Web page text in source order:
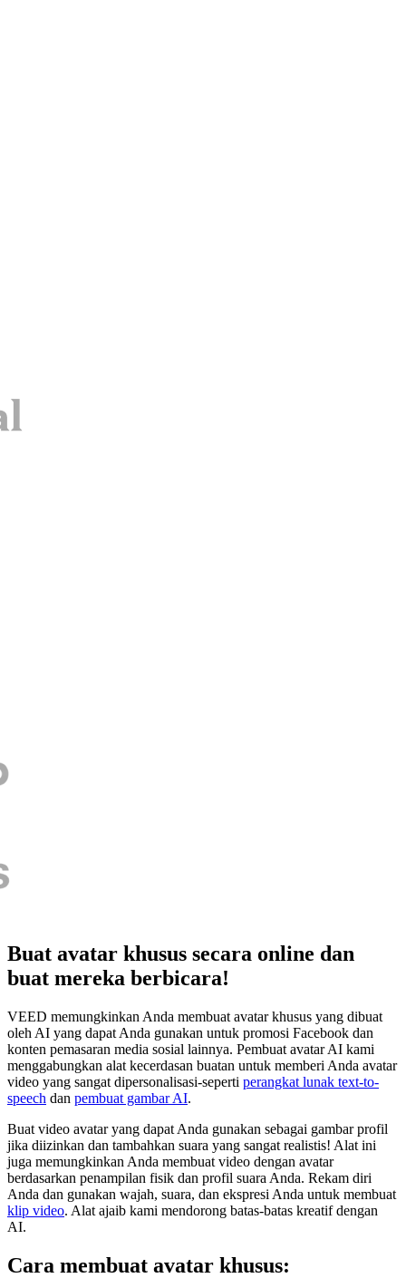
Buat avatar khusus secara online dan
buat mereka berbicara!
VEED memungkinkan Anda membuat avatar khusus yang dibuat
oleh AI yang dapat Anda gunakan untuk promosi Facebook dan
konten pemasaran media sosial lainnya. Pembuat avatar AI kami
menggabungkan alat kecerdasan buatan untuk memberi Anda avatar
video yang sangat dipersonalisasi-seperti perangkat lunak text-to-
speech dan pembuat gambar AI.
Buat video avatar yang dapat Anda gunakan sebagai gambar profil
jika diizinkan dan tambahkan suara yang sangat realistis! Alat ini
juga memungkinkan Anda membuat video dengan avatar
berdasarkan penampilan fisik dan profil suara Anda. Rekam diri
Anda dan gunakan wajah, suara, dan ekspresi Anda untuk membuat
klip video. Alat ajaib kami mendorong batas-batas kreatif dengan
AI.
Cara membuat avatar khusus: